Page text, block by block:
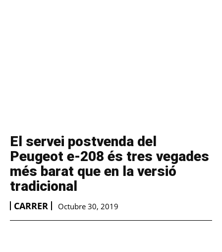
El servei postvenda del
Peugeot e-208 és tres vegades
més barat que en la versió
tradicional
CARRER Octubre 30, 2019